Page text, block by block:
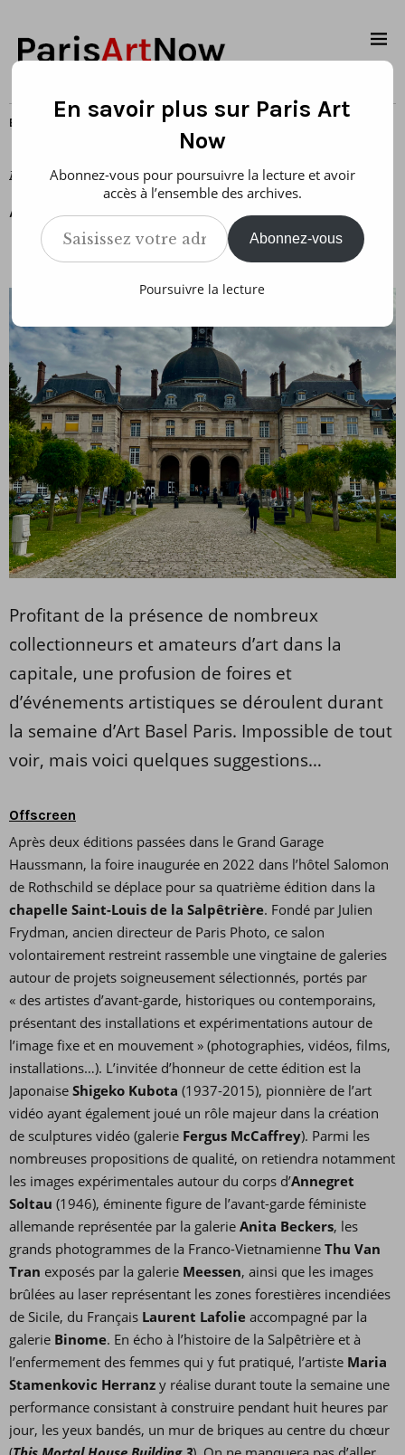
EXPOSITIONS
Publié le25 octobre 2025
À voir à Paris pendant la Semaine de l’art
Profitant de la présence de nombreux
collectionneurs et amateurs d’art dans la
capitale, une profusion de foires et
d’événements artistiques se déroulent durant
la semaine d’Art Basel Paris. Impossible de tout
voir, mais voici quelques suggestions…
Offscreen
Après deux éditions passées dans le Grand Garage
Haussmann, la foire inaugurée en 2022 dans l’hôtel Salomon
de Rothschild se déplace pour sa quatrième édition dans la
chapelle Saint-Louis de la Salpêtrière. Fondé par Julien
Frydman, ancien directeur de Paris Photo, ce salon
volontairement restreint rassemble une vingtaine de galeries
autour de projets soigneusement sélectionnés, portés par
« des artistes d’avant-garde, historiques ou contemporains,
présentant des installations et expérimentations autour de
l’image fixe et en mouvement » (photographies, vidéos, films,
installations…). L’invitée d’honneur de cette édition est la
Japonaise Shigeko Kubota (1937-2015), pionnière de l’art
vidéo ayant également joué un rôle majeur dans la création
de sculptures vidéo (galerie Fergus McCaffrey). Parmi les
nombreuses propositions de qualité, on retiendra notamment
les images expérimentales autour du corps d’Annegret
Soltau (1946), éminente figure de l’avant-garde féministe
allemande représentée par la galerie Anita Beckers, les
grands photogrammes de la Franco-Vietnamienne Thu Van
Tran exposés par la galerie Meessen, ainsi que les images
brûlées au laser représentant les zones forestières incendiées
de Sicile, du Français Laurent Lafolie accompagné par la
galerie Binome. En écho à l’histoire de la Salpêtrière et à
l’enfermement des femmes qui y fut pratiqué, l’artiste Maria
Stamenkovic Herranz y réalise durant toute la semaine une
performance consistant à construire pendant huit heures par
jour, les yeux bandés, un mur de briques au centre du chœur
En savoir plus sur Paris Art
Now
Abonnez-vous pour poursuivre la lecture et avoir
accès à l’ensemble des archives.
Saisissez votre adresse e-mail…
Abonnez-vous
Poursuivre la lecture